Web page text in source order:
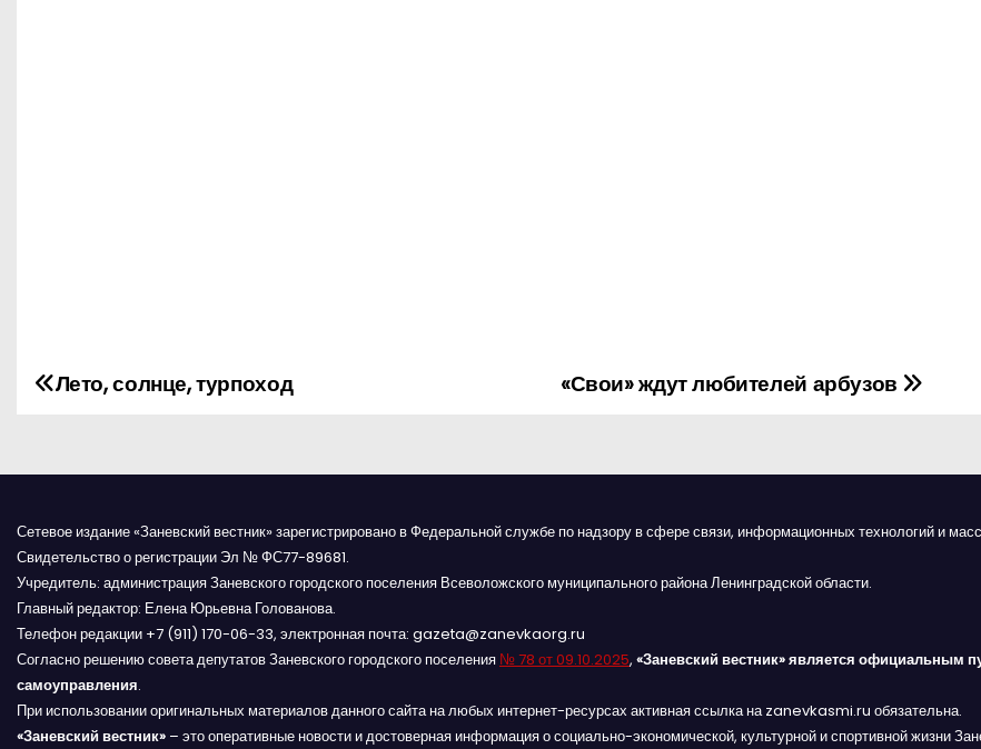
Н
в
и
г
а
ц
и
«Свои» ждут любителей арбузов
Лето, солнце, турпоход
Сетевое издание «Заневский вестник» зарегистрировано в Федеральной службе по надзору в сфере связи, информационных технологий и
Свидетельство о регистрации Эл № ФС77-89681.
Учредитель: администрация Заневского городского поселения Всеволожского муниципального района Ленинградской области.
Главный редактор: Елена Юрьевна Голованова.
Телефон редакции +7 (911) 170-06-33, электронная почта: gazeta@zanevkaorg.ru
Согласно решению совета депутатов Заневского городского поселения № 78 от 09.10.2025, «Заневский вестник» является официальным
самоуправления.
При использовании оригинальных материалов данного сайта на любых интернет-ресурсах активная ссылка на zanevkasmi.ru обязательна.
«Заневский вестник» – это оперативные новости и достоверная информация о социально-экономической, культурной и спортивной жизни